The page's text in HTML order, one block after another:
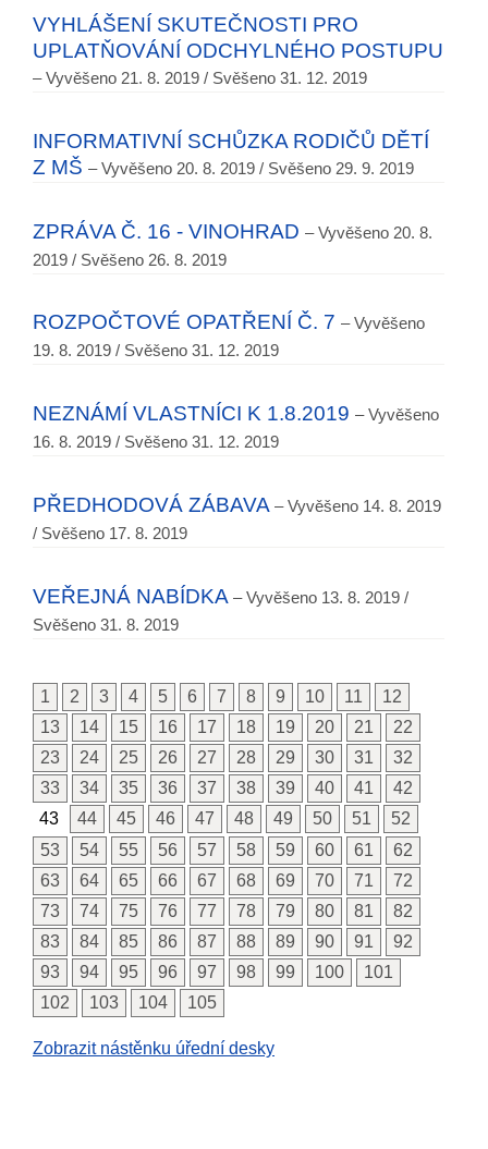
VYHLÁŠENÍ SKUTEČNOSTI PRO
UPLATŇOVÁNÍ ODCHYLNÉHO POSTUPU
– Vyvěšeno 21. 8. 2019 / Svěšeno 31. 12. 2019
INFORMATIVNÍ SCHŮZKA RODIČŮ DĚTÍ
Z MŠ – Vyvěšeno 20. 8. 2019 / Svěšeno 29. 9. 2019
ZPRÁVA Č. 16 - VINOHRAD – Vyvěšeno 20. 8.
2019 / Svěšeno 26. 8. 2019
ROZPOČTOVÉ OPATŘENÍ Č. 7 – Vyvěšeno
19. 8. 2019 / Svěšeno 31. 12. 2019
NEZNÁMÍ VLASTNÍCI K 1.8.2019 – Vyvěšeno
16. 8. 2019 / Svěšeno 31. 12. 2019
PŘEDHODOVÁ ZÁBAVA – Vyvěšeno 14. 8. 2019
/ Svěšeno 17. 8. 2019
VEŘEJNÁ NABÍDKA – Vyvěšeno 13. 8. 2019 /
Svěšeno 31. 8. 2019
1 2 3 4 5 6 7 8 9 10 11
12
13
14 15 16 17 18 19 20 21
22
23
24 25 26 27 28 29 30 31
32
33
34 35 36 37 38 39 40 41
42
43
44 45 46 47 48 49 50 51
52
53
54 55 56 57 58 59 60 61
62
63
64 65 66 67 68 69 70 71
72
73
74 75 76 77 78 79 80 81
82
83
84 85 86 87 88 89 90 91
92
93
94 95 96 97 98 99 100
101
102
103 104 105
Zobrazit nástěnku úřední desky